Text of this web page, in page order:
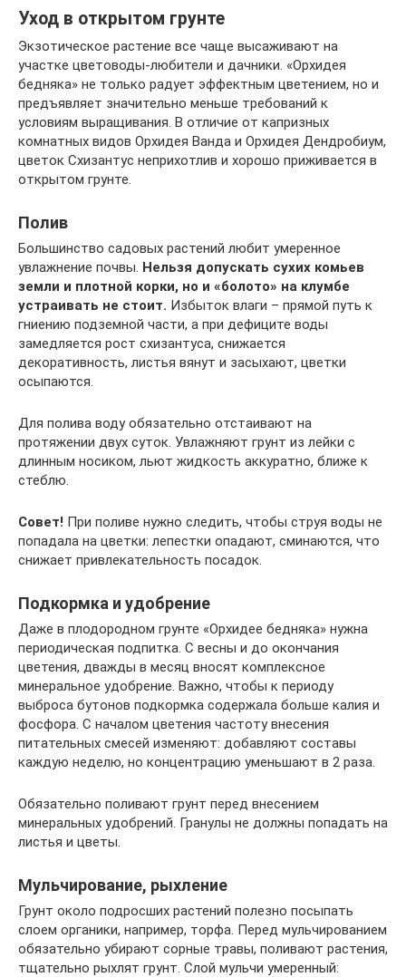
Уход в открытом грунте
Экзотическое растение все чаще высаживают на
участке цветоводы-любители и дачники. «Орхидея
бедняка» не только радует эффектным цветением, но и
предъявляет значительно меньше требований к
условиям выращивания. В отличие от капризных
комнатных видов Орхидея Ванда и Орхидея Дендробиум,
цветок Схизантус неприхотлив и хорошо приживается в
открытом грунте.
Полив
Большинство садовых растений любит умеренное
увлажнение почвы. Нельзя допускать сухих комьев
земли и плотной корки, но и «болото» на клумбе
устраивать не стоит. Избыток влаги – прямой путь к
гниению подземной части, а при дефиците воды
замедляется рост схизантуса, снижается
декоративность, листья вянут и засыхают, цветки
осыпаются.
Для полива воду обязательно отстаивают на
протяжении двух суток. Увлажняют грунт из лейки с
длинным носиком, льют жидкость аккуратно, ближе к
стеблю.
Совет! При поливе нужно следить, чтобы струя воды не
попадала на цветки: лепестки опадают, сминаются, что
снижает привлекательность посадок.
Подкормка и удобрение
Даже в плодородном грунте «Орхидее бедняка» нужна
периодическая подпитка. С весны и до окончания
цветения, дважды в месяц вносят комплексное
минеральное удобрение. Важно, чтобы к периоду
выброса бутонов подкормка содержала больше калия и
фосфора. С началом цветения частоту внесения
питательных смесей изменяют: добавляют составы
каждую неделю, но концентрацию уменьшают в 2 раза.
Обязательно поливают грунт перед внесением
минеральных удобрений. Гранулы не должны попадать на
листья и цветы.
Мульчирование, рыхление
Грунт около подросших растений полезно посыпать
слоем органики, например, торфа. Перед мульчированием
обязательно убирают сорные травы, поливают растения,
тщательно рыхлят грунт. Слой мульчи умеренный: